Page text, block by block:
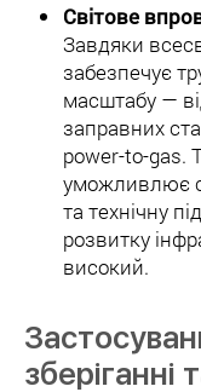
Світове
Завдяки
забезпечує
масштабу —
заправних
power-to-gas.
уможливлює
та технічну
розвитку
високий.
зберіганні